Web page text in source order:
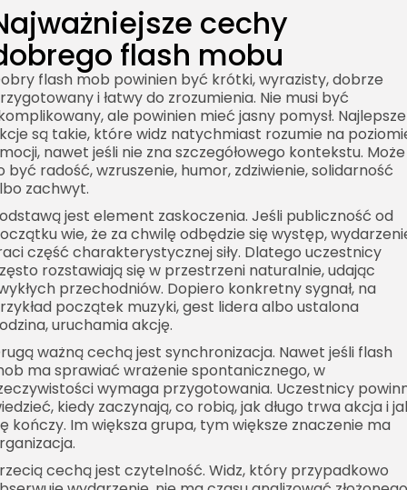
cechy
flash mobu
flash mob powinien być krótki, wyrazisty, dobrze
i łatwy do zrozumienia. Nie musi być
ale powinien mieć jasny pomysł. Najlepsze
są takie, które widz natychmiast rozumie na
nawet jeśli nie zna szczegółowego kontekstu. Może
być radość, wzruszenie, humor, zdziwienie, solidarność
zachwyt.
jest element zaskoczenia. Jeśli publiczność od
wie, że za chwilę odbędzie się występ,
część charakterystycznej siły. Dlatego uczestnicy
rozstawiają się w przestrzeni naturalnie, udając
przechodniów. Dopiero konkretny sygnał, na
początek muzyki, gest lidera albo ustalona
uruchamia akcję.
ważną cechą jest synchronizacja. Nawet jeśli flash
ma sprawiać wrażenie spontanicznego, w
wymaga przygotowania. Uczestnicy
kiedy zaczynają, co robią, jak długo trwa akcja i
kończy. Im większa grupa, tym większe znaczenie ma
cechą jest czytelność. Widz, który przypadkowo